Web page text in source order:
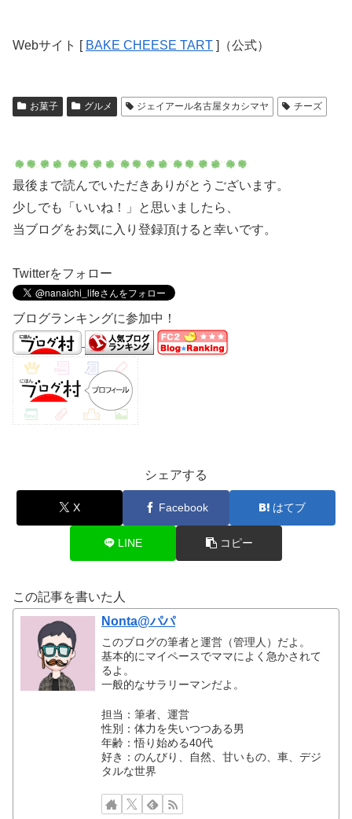
Webサイト [ BAKE CHEESE TART ]（公式）
お菓子 グルメ ジェイアール名古屋タカシマヤ チーズ
最後まで読んでいただきありがとうございます。
少しでも「いいね！」と思いましたら、
当ブログをお気に入り登録頂けると幸いです。
Twitterをフォロー
ブログランキングに参加中！
シェアする
X Facebook はてブ
LINE コピー
この記事を書いた人
Nonta@パパ
このブログの筆者と運営（管理人）だよ。
基本的にマイペースでママによく急かされて
るよ。
一般的なサラリーマンだよ。
担当：筆者、運営
性別：体力を失いつつある男
年齢：悟り始める40代
好き：のんびり、自然、甘いもの、車、デジ
タルな世界